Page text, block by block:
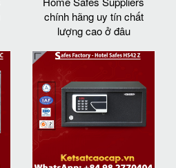
chính hãng uy tín chất
lượng cao ở đâu